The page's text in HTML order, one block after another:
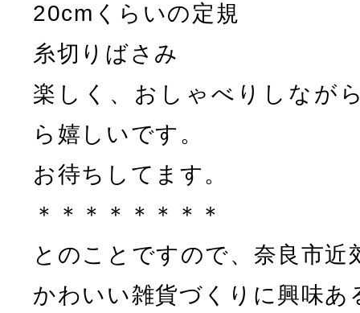
20cmくらいの定規
糸切りばさみ
楽しく、おしゃべりしなが
ら嬉しいです。
お待ちしてます。
＊＊＊＊＊＊＊＊
とのことですので、奈良市近
かわいい雑貨づくりに興味あ